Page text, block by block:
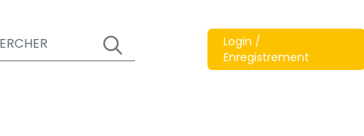
Login /
Enregistrement